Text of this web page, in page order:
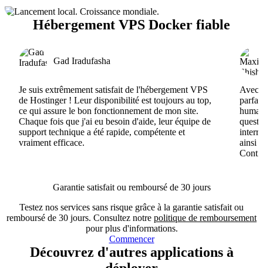
Hébergement VPS Docker fiable
Gad Iradufasha
Je suis extrêmement satisfait de l'hébergement VPS
de Hostinger ! Leur disponibilité est toujours au top,
ce qui assure le bon fonctionnement de mon site.
Chaque fois que j'ai eu besoin d'aide, leur équipe de
support technique a été rapide, compétente et
vraiment efficace.
Avec
ainsi
Garantie satisfait ou remboursé de 30 jours
Testez nos services sans risque grâce à la garantie satisfait ou
remboursé de 30 jours. Consultez notre politique de remboursement
pour plus d'informations.
Commencer
Découvrez d'autres applications à